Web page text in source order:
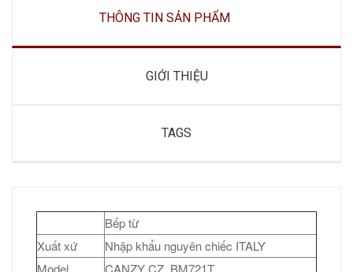
THÔNG TIN SẢN PHẨM
GIỚI THIỆU
TAGS
Bếp từ
Xuất xứ
Nhập khẩu nguyên chiếc ITALY
Model
CANZY CZ BM721T